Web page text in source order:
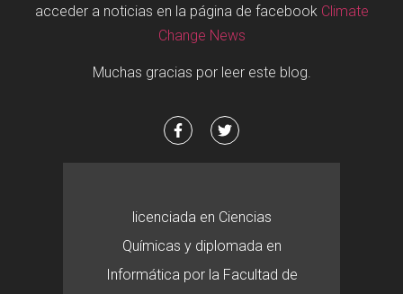
acceder a noticias en la página de facebook Climate
Change News
Muchas gracias por leer este blog.
licenciada en Ciencias
Químicas y diplomada en
Informática por la Facultad de